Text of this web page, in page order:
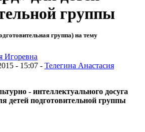
группы
группа) на тему
- 15:07 - Телегина Анастасия
- интеллектуального досуга
детей подготовительной группы